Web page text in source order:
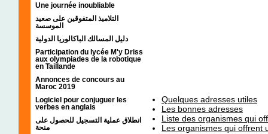
Une journée inoubliable
التلاميذ المتفوقين على صعيد
الموسسة
دليل المسالك الباكالوريا الدولية
Participation du lycée M'y Driss
aux olympiades de la robotique
en Taillande
Annonces de concours au
Maroc 2019
Logiciel pour conjuguer les
verbes en anglais
انطلاق عملية التسجيل للحصول على
منحة
Quelques adresses utiles
Les bonnes adresses
Liste des organismes qui
Les organismes qui offrent